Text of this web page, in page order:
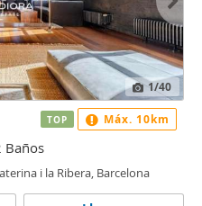
1/40
Baños
i la Ribera, Barcelona
TOP Máx. 10km